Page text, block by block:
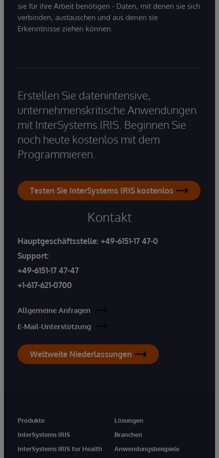
sie für ihre Arbeit benötigen - Daten, mit denen sie sich
verbinden, austauschen und aus denen sie
Erkenntnisse ziehen können.
Erstellen Sie datenintensive,
unternehmenskritische Anwendungen
mit InterSystems IRIS. Beginnen Sie
noch heute kostenlos mit dem
Programmieren.
Testen Sie InterSystems IRIS kostenlos
Kontakt
Hauptgeschäftsstelle: +49-6151-17 47-0
Support:
+49-6151-17 47-47
+1-617-621-0700
Allgemeine Anfragen
E-Mail-Unterstützung
Weltweite Niederlassungen
Produkte
InterSystems IRIS
InterSystems IRIS for Health
Lösungen
Branchen
Anwendungsbeispiele